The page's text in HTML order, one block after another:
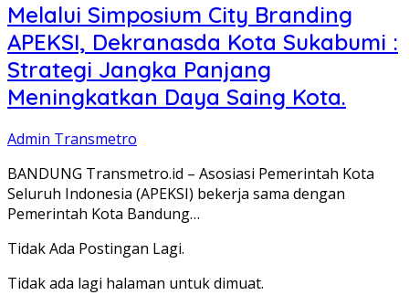
Melalui Simposium City Branding
APEKSI, Dekranasda Kota Sukabumi :
Strategi Jangka Panjang
Meningkatkan Daya Saing Kota.
Admin Transmetro
BANDUNG Transmetro.id – Asosiasi Pemerintah Kota
Seluruh Indonesia (APEKSI) bekerja sama dengan
Pemerintah Kota Bandung…
Tidak Ada Postingan Lagi.
Tidak ada lagi halaman untuk dimuat.